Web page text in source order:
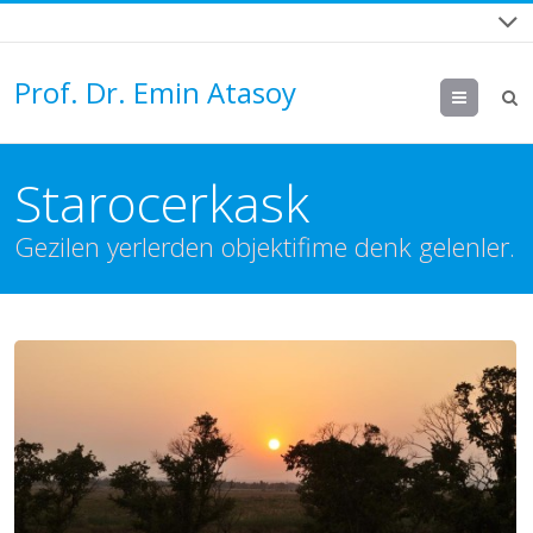
Prof. Dr. Emin Atasoy Menu
Starocerkask
Gezilen yerlerden objektifime denk gelenler.